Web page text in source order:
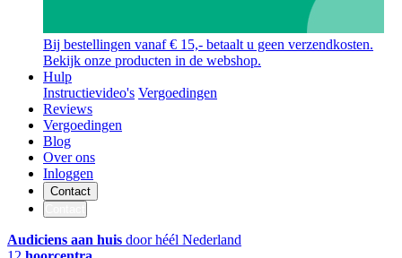
Bij bestellingen vanaf € 15,- betaalt u geen verzendkosten.
Bekijk onze producten in de webshop.
Hulp
Instructievideo's Vergoedingen
Reviews
Vergoedingen
Blog
Over ons
Inloggen
Contact
Audiciens aan huis door héél Nederland